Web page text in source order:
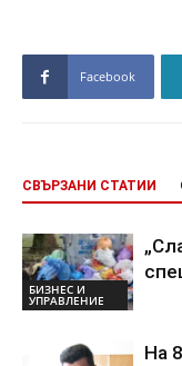
Facebook
СВЪРЗАНИ СТАТИИ
БИЗНЕС И
УПРАВЛЕНИЕ
На